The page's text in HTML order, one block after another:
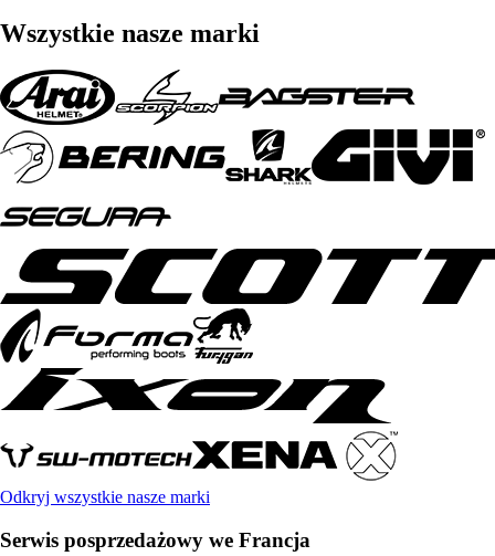
Wszystkie nasze marki
Odkryj wszystkie nasze marki
Serwis posprzedażowy we Francja